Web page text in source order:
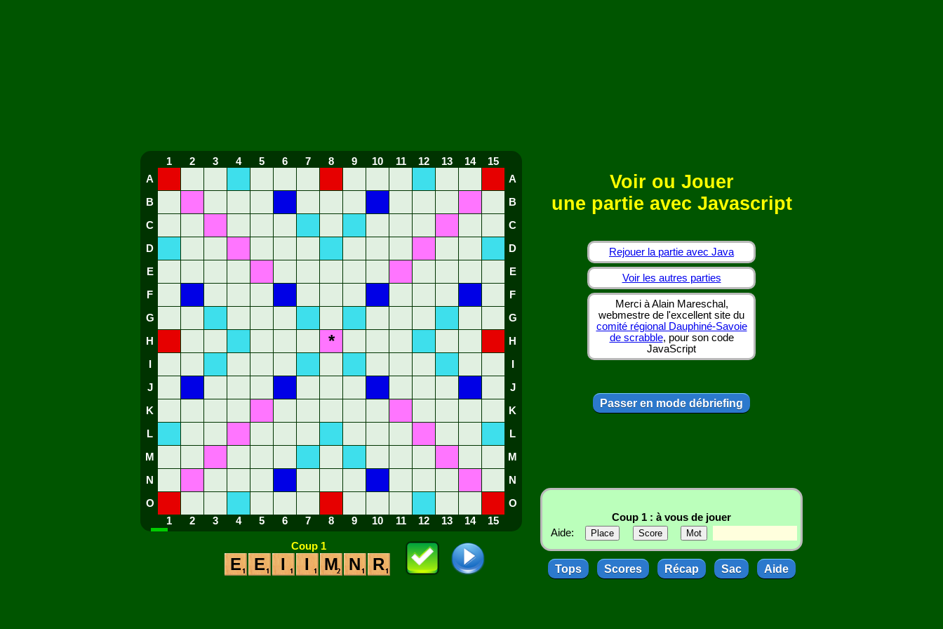
1 2 3 4 5 6 7 8 9 10 11 12 13 14
15
A
A
B B
C C
D D
E E
F F
G G
H * H
J J
K K
L L
M M
N N
O
O
1
2 3 4 5 6 7 8 9 10 11 12 13 14 15
Coup 1
E E I I M N R
Voir ou Jouer
une partie avec Javascript
Rejouer la partie avec Java
Voir les autres parties
Merci à Alain Mareschal,
webmestre de l'excellent site du
comité régional Dauphiné-Savoie
de scrabble, pour son code
JavaScript
Passer en mode débriefing
Coup 1 : à vous de jouer
Aide:
Tops Scores Récap Sac Aide